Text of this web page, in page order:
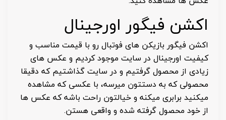
اکشن فیگور اورجینال
اکشن فیگور بازیکن های فوتبال رو با قیمت مناسب و
کیفیت اورجینال در سایت موجود کردیم و عکس های
زیادی از محصول گرفتیم و در سایت گذاشتیم که دقیقا
محصولی که به دستتون میرسه، با عکسی که مشاهده
میکنید برابری میکنه و خیالتون راحت باشه که عکس ها
از خود محصول گرفته شده و واقعی هستن.